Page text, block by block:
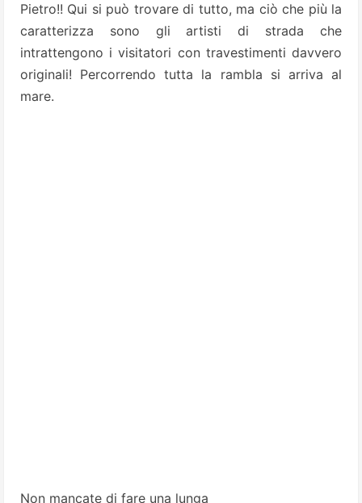
Pietro!! Qui si può trovare di tutto, ma ciò che più la
caratterizza sono gli artisti di strada che
intrattengono i visitatori con travestimenti davvero
originali! Percorrendo tutta la rambla si arriva al
mare.
Non mancate di fare una lunga